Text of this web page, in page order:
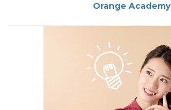
Orange Academy